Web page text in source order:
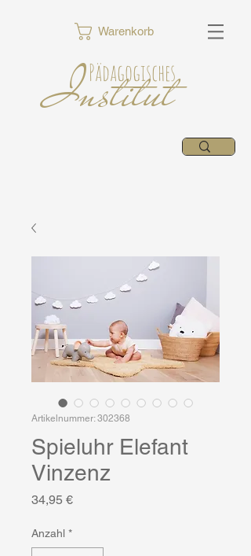
Warenkorb
Pädagogisches
Institut
Artikelnummer: 302368
Spieluhr Elefant
Vinzenz
34,95 €Preis
Anzahl *